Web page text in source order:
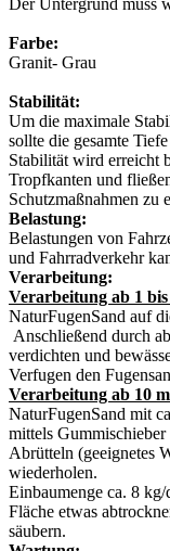
Der Untergrund muss
Farbe:
Granit- Grau
Stabilität:
Um die maximale
sollte die gesamte
Stabilität wird erreicht
Tropfkanten und
Schutzmaßnahmen zu
Belastung:
Belastungen von
und Fahrradverkehr
Verarbeitung:
Verarbeitung ab 1
NaturFugenSand auf
Anschließend durch
verdichten und
Verfugen den
Verarbeitung ab 10
NaturFugenSand mit
mittels
Abrütteln (geeignetes
wiederholen.
Einbaumenge ca. 8 kg/
Fläche etwas
säubern.